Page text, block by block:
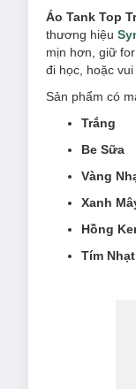
Áo Tank Top
thương hiệu
mịn hơn, giữ
đi học, hoặc vui
Sản phẩm có
Trắng
Be Sữa
Vàng
Xanh
Hồng
Tím Nhạt